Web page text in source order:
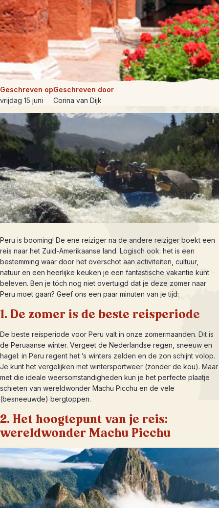
Geschreven op
vrijdag 15 juni
Geschreven door
Corina van Dijk
Peru is booming! De ene reiziger na de andere reiziger boekt een
reis naar het Zuid-Amerikaanse land. Logisch ook: het is een
bestemming waar door het overschot aan activiteiten, cultuur,
natuur en een heerlijke keuken je een fantastische vakantie kunt
beleven. Ben je tóch nog niet overtuigd dat je deze zomer naar
Peru moet gaan? Geef ons een paar minuten van je tijd:
1. De zomer is de beste reisperiode
De beste reisperiode voor Peru valt in onze zomermaanden. Dit is
de Peruaanse winter. Vergeet de Nederlandse regen, sneeuw en
hagel: in Peru regent het ’s winters zelden en de zon schijnt volop.
Je kunt het vergelijken met wintersportweer (zonder de kou). Maar
met die ideale weersomstandigheden kun je het perfecte plaatje
schieten van wereldwonder Machu Picchu en de vele
(besneeuwde) bergtoppen.
2. Het hoogtepunt van je reis:
wereldwonder Machu Picchu